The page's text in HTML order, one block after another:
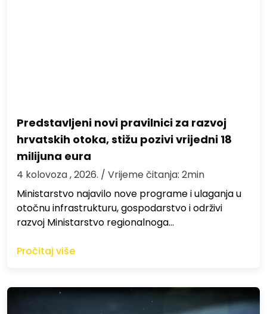
Predstavljeni novi pravilnici za razvoj
hrvatskih otoka, stižu pozivi vrijedni 18
milijuna eura
4 kolovoza , 2026. / Vrijeme čitanja: 2min
Ministarstvo najavilo nove programe i ulaganja u
otočnu infrastrukturu, gospodarstvo i održivi
razvoj Ministarstvo regionalnoga…
Pročitaj više